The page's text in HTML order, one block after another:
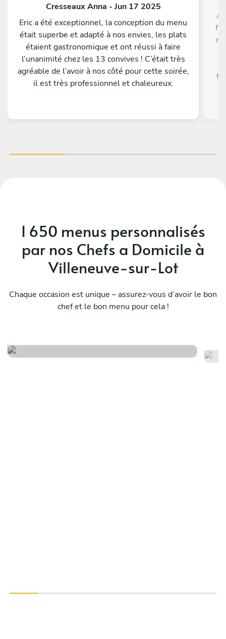
Cresseaux Anna - Jun 17 2025
Eric a été exceptionnel, la conception du menu
était superbe et adapté à nos envies, les plats
étaient gastronomique et ont réussi à faire
l’unanimité chez les 13 convives ! C’était très
agréable de l’avoir à nos côté pour cette soirée,
il est très professionnel et chaleureux.
1 650 menus personnalisés
par nos Chefs a Domicile à
Villeneuve-sur-Lot
Chaque occasion est unique – assurez-vous d’avoir le bon
chef et le bon menu pour cela !